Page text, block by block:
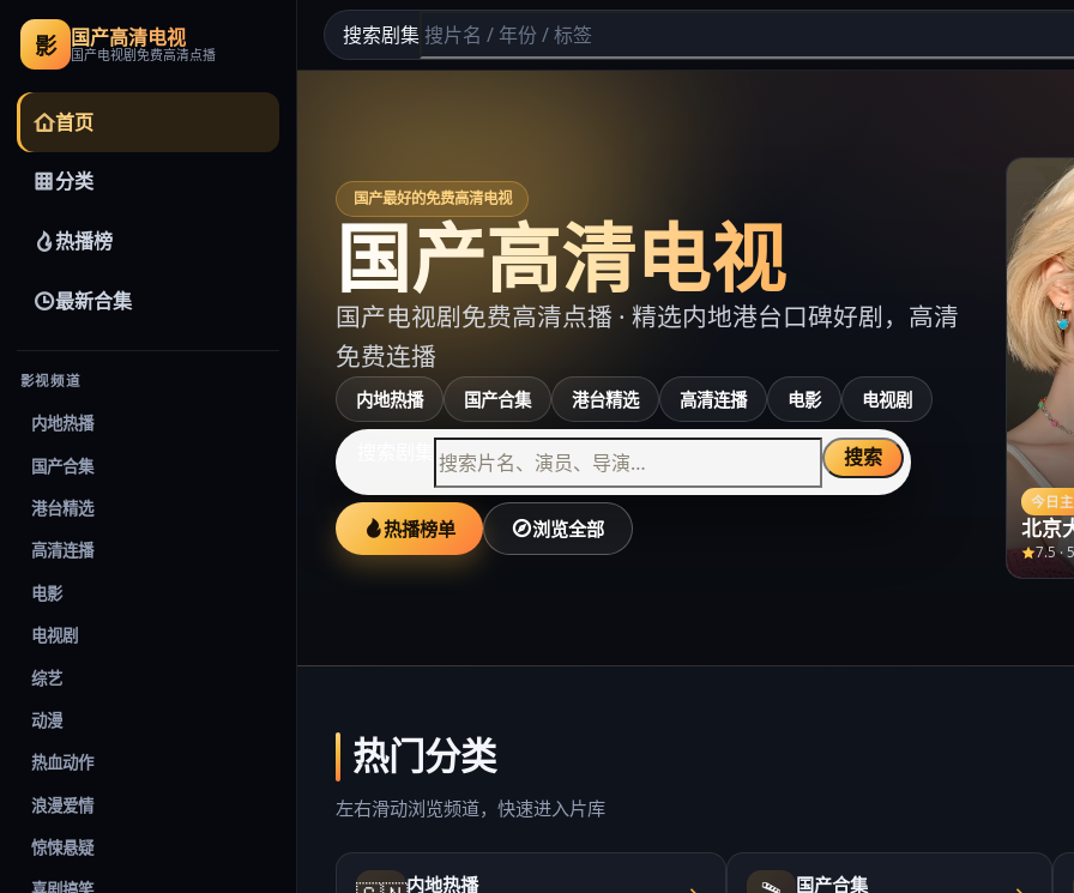
影 国产高清电视
国产电视剧免费高清点播
首页
分类
热播榜
最新合集
影视频道
内地热播
国产合集
港台精选
高清连播
电影
电视剧
综艺
动漫
热血动作
浪漫爱情
惊悚悬疑
搜索剧集
国产最好的免费高清电视
国产高清电视
国产电视剧免费高清点播 · 精选内地港台口碑好剧，高清
免费连播
内地热播 国产合集 港台精选 高清连播 电影 电视剧
搜索
热播榜单 浏览全部
今日
北京
7.5·
热门分类
左右滑动浏览频道，快速进入片库
内地热播 国产合集